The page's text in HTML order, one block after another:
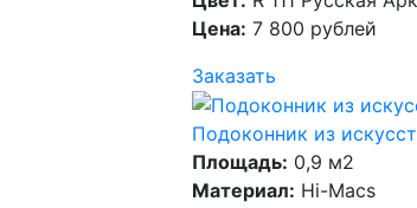
Цена: 7 800 рублей
Заказать
Подоконник из
Площадь: 0,9 м2
Материал: Hi-Macs